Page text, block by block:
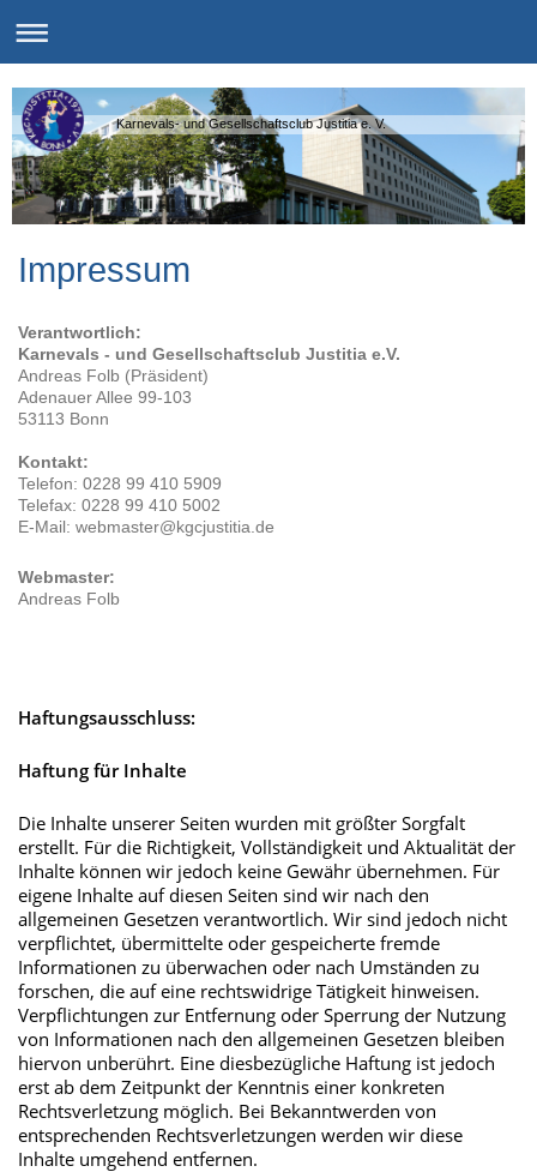
Karnevals- und Gesellschaftsclub Justitia e. V.
Impressum
Verantwortlich:
Karnevals - und Gesellschaftsclub Justitia e.V.
Andreas Folb (Präsident)
Adenauer Allee 99-103
53113 Bonn
Kontakt:
Telefon: 0228 99 410 5909
Telefax: 0228 99 410 5002
E-Mail: webmaster@kgcjustitia.de
Webmaster:
Andreas Folb
Haftungsausschluss:
Haftung für Inhalte
Die Inhalte unserer Seiten wurden mit größter Sorgfalt
erstellt. Für die Richtigkeit, Vollständigkeit und Aktualität der
Inhalte können wir jedoch keine Gewähr übernehmen. Für
eigene Inhalte auf diesen Seiten sind wir nach den
allgemeinen Gesetzen verantwortlich. Wir sind jedoch nicht
verpflichtet, übermittelte oder gespeicherte fremde
Informationen zu überwachen oder nach Umständen zu
forschen, die auf eine rechtswidrige Tätigkeit hinweisen.
Verpflichtungen zur Entfernung oder Sperrung der Nutzung
von Informationen nach den allgemeinen Gesetzen bleiben
hiervon unberührt. Eine diesbezügliche Haftung ist jedoch
erst ab dem Zeitpunkt der Kenntnis einer konkreten
Rechtsverletzung möglich. Bei Bekanntwerden von
entsprechenden Rechtsverletzungen werden wir diese
Inhalte umgehend entfernen.